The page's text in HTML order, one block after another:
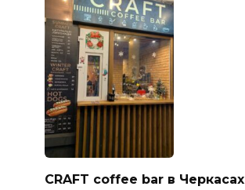
CRAFT coffee bar в Черкасах